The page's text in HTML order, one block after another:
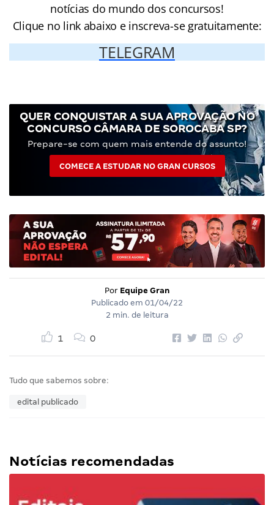
notícias do mundo dos concursos!
Clique no link abaixo e inscreva-se gratuitamente:
TELEGRAM
QUER CONQUISTAR A SUA APROVAÇÃO NO
CONCURSO CÂMARA DE SOROCABA SP?
Prepare-se com quem mais entende do assunto!
COMECE A ESTUDAR NO GRAN CURSOS
Por Equipe Gran
Publicado em 01/04/22
2 min. de leitura
1 0
Tudo que sabemos sobre:
edital publicado
Notícias recomendadas